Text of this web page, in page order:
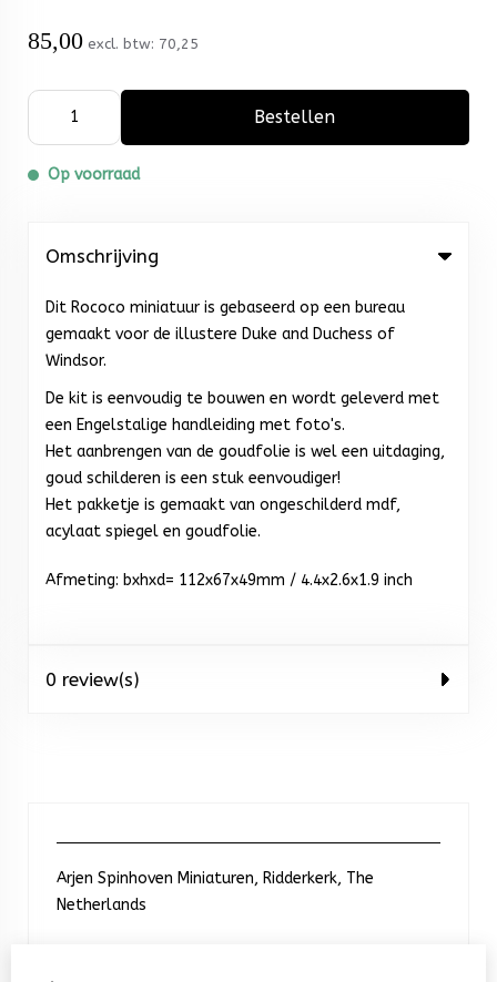
85,00 excl. btw: 70,25
Bestellen
Op voorraad
Omschrijving
Dit Rococo miniatuur is gebaseerd op een bureau
gemaakt voor de illustere Duke and Duchess of
Windsor.
De kit is eenvoudig te bouwen en wordt geleverd met
een Engelstalige handleiding met foto's.
Het aanbrengen van de goudfolie is wel een uitdaging,
goud schilderen is een stuk eenvoudiger!
Het pakketje is gemaakt van ongeschilderd mdf,
acylaat spiegel en goudfolie.
Afmeting: bxhxd= 112x67x49mm / 4.4x2.6x1.9 inch
0 review(s)
Arjen Spinhoven Miniaturen, Ridderkerk, The
Netherlands